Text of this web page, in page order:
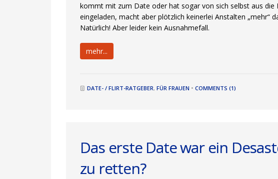
kommt mit zum Date oder hat sogar von sich selbst aus die
eingeladen, macht aber plötzlich keinerlei Anstalten „mehr“
Natürlich! Aber leider kein Ausnahmefall.
mehr...
DATE- / FLIRT-RATGEBER,FÜR FRAUEN •COMMENTS (1)
Das erste Date war ein
zu retten?